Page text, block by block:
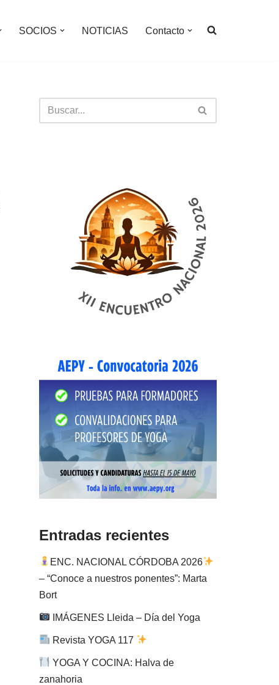
SOCIOS NOTICIAS Contacto
Entradas recientes
ENC. NACIONAL CÓRDOBA 2026
– “Conoce a nuestros ponentes”: Marta
Bort
IMÁGENES Lleida – Día del Yoga
Revista YOGA 117
YOGA Y COCINA: Halva de
zanahoria